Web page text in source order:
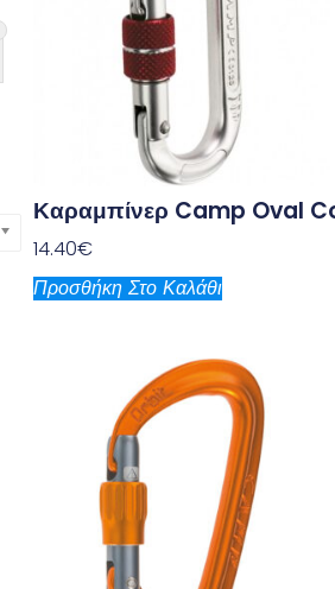
Καραμπίνερ Camp Oval
14.40€
Προσθήκη Στο Καλάθι